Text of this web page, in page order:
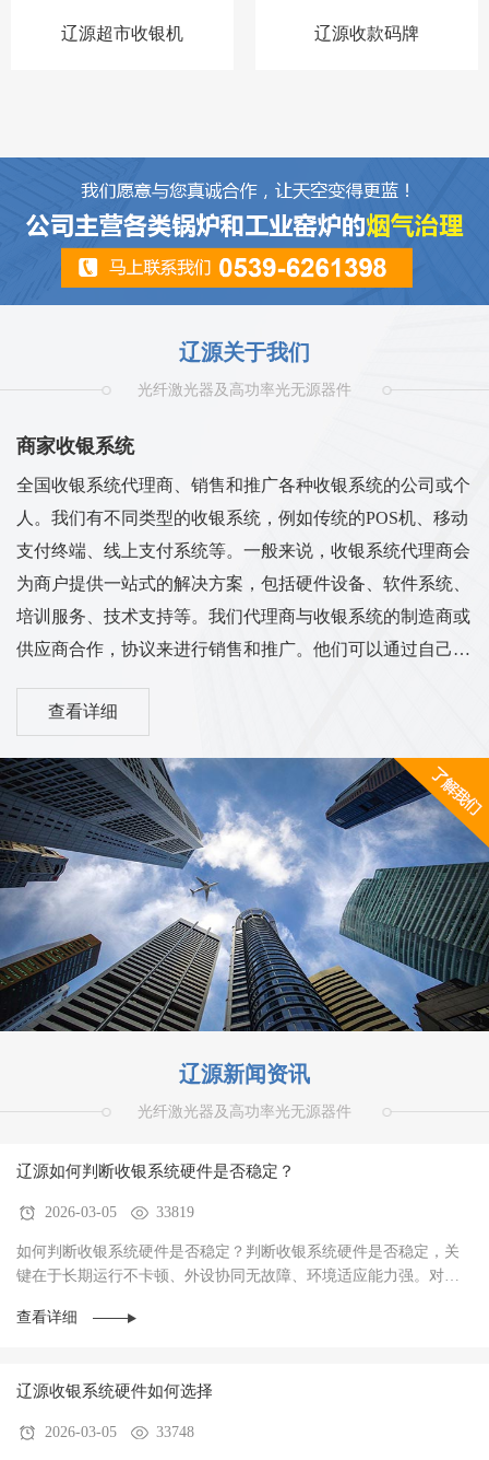
辽源超市收银机 辽源收款码牌
辽源关于我们
光纤激光器及高功率光无源器件
商家收银系统
全国收银系统代理商、销售和推广各种收银系统的公司或个
人。我们有不同类型的收银系统，例如传统的POS机、移动
支付终端、线上支付系统等。一般来说，收银系统代理商会
为商户提供一站式的解决方案，包括硬件设备、软件系统、
培训服务、技术支持等。我们代理商与收银系统的制造商或
供应商合作，协议来进行销售和推广。他们可以通过自己的
实现销售和服务的业务目标。我们的工作范围和服务内容可
他们需要与客户进行沟通，了解客户的需求，并为他们提供
适合的收银系统解决方案。同时，代理商也需与收银系统供
应商保持密切的合作关系，...
查看详细
辽源新闻资讯
光纤激光器及高功率光无源器件
辽源如何判断收银系统硬件是否稳定？
2026-03-05 33819
如何判断收银系统硬件是否稳定？判断收银系统硬件是否稳定，关
键在于‌长期运行不卡顿、外设协同无故障、环境适应能力强‌。对于
查看详细
辽源收银系统硬件如何选择
2026-03-05 33748